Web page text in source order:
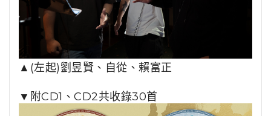
▲(左起)劉昱賢、自從、賴富正
▼ 附CD1、CD2共收錄30首